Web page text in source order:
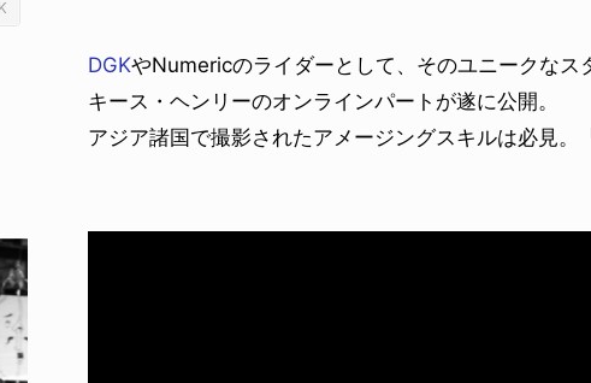
DGKやNumericのライダーとして、そのユニークなス
キース・ヘンリーのオンラインパートが遂に公開。
アジア諸国で撮影されたアメージングスキルは必見。